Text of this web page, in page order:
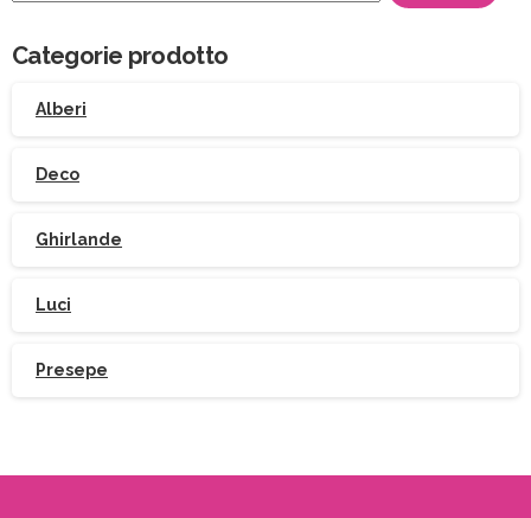
Categorie prodotto
Alberi
Deco
Ghirlande
Luci
Presepe